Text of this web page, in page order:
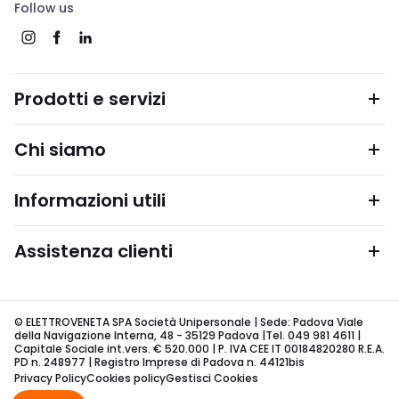
Follow us
Prodotti e servizi
Chi siamo
Informazioni utili
Assistenza clienti
© ELETTROVENETA SPA Società Unipersonale | Sede: Padova Viale
della Navigazione Interna, 48 - 35129 Padova |Tel. 049 981 4611 |
Capitale Sociale int.vers. € 520.000 | P. IVA CEE IT 00184820280 R.E.A.
PD n. 248977 | Registro Imprese di Padova n. 44121bis
Privacy PolicyCookies policyGestisci Cookies